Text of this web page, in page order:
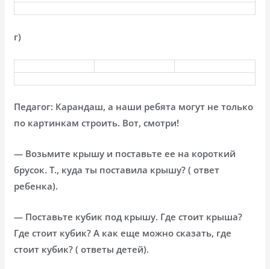
г)
Педагог: Карандаш, а наши ребята могут не только
по картинкам строить. Вот, смотри!
— Возьмите крышу и поставьте ее на короткий
брусок. Т., куда ты поставила крышу? ( ответ
ребенка).
— Поставьте кубик под крышу. Где стоит крыша?
Где стоит кубик? А как еще можно сказать, где
стоит кубик? ( ответы детей).